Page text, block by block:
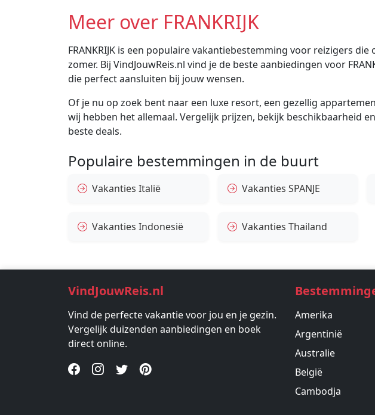
Meer over FRANKRIJK
FRANKRIJK is een populaire vakantiebestemming voor reizigers
zomer. Bij VindJouwReis.nl vind je de beste aanbiedingen voor
die perfect aansluiten bij jouw wensen.
Of je nu op zoek bent naar een luxe resort, een gezellig
wij hebben het allemaal. Vergelijk prijzen, bekijk beschikbaarheid
beste deals.
Populaire bestemmingen in de buurt
Vakanties Italië Vakanties SPANJE
Vakanties Indonesië Vakanties Thailand
VindJouwReis.nl
Vind de perfecte vakantie voor jou en je gezin.
Vergelijk duizenden aanbiedingen en boek
direct online.
Amerika
Argentinië
Australie
België
Cambodja